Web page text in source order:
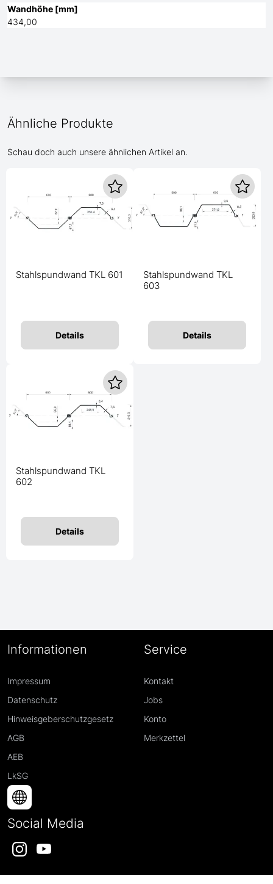
Wandhöhe [mm]
434,00
Ähnliche Produkte
Schau doch auch unsere ähnlichen Artikel an.
Stahlspundwand TKL 601
Details
Stahlspundwand TKL
603
Details
Stahlspundwand TKL
602
Details
Informationen
Impressum
Datenschutz
Hinweisgeberschutzgesetz
AGB
AEB
LkSG
Service
Kontakt
Jobs
Konto
Merkzettel
Social Media
InstagramYouTube